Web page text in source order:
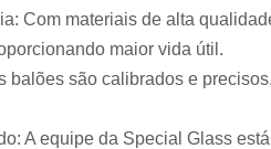
Funis de vidro
Medidor de
gases
umidade de
Com materiais de alta
maior vida útil.
balões são calibrados e
A equipe da Special Glass